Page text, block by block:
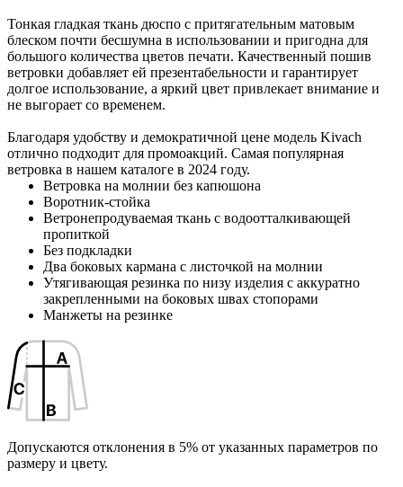
Тонкая гладкая ткань дюспо с притягательным матовым
блеском почти бесшумна в использовании и пригодна для
большого количества цветов печати. Качественный пошив
ветровки добавляет ей презентабельности и гарантирует
долгое использование, а яркий цвет привлекает внимание и
не выгорает со временем.
Благодаря удобству и демократичной цене модель Kivach
отлично подходит для промоакций. Самая популярная
ветровка в нашем каталоге в 2024 году.
Ветровка на молнии без капюшона
Воротник-стойка
Ветронепродуваемая ткань с водоотталкивающей
пропиткой
Без подкладки
Два боковых кармана с листочкой на молнии
Утягивающая резинка по низу изделия с аккуратно
закрепленными на боковых швах стопорами
Манжеты на резинке
Допускаются отклонения в 5% от указанных параметров по
размеру и цвету.
F2 -Флекс (1 цвет) F1 -Флекс (1 цвет)
DTF2 -Печать DTF
DTF-F -Печать DTF с эффектами (1 цвет)
D2 -Шелкография с трансфером (5 цветов)
B3 -Шелкография на текстиль (2 цвета)
custm -Лейблы и шильды